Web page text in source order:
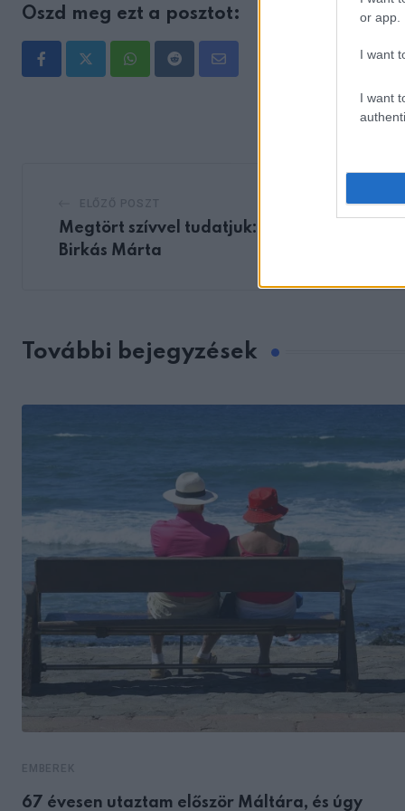
or app.
I want
I want
Oszd meg ezt a posztot:
WhatsappRedditShare
Megtört szívvel tudatjuk: Meghalt Dr.
Birkás Márta
További bejegyzések
67 évesen utaztam először Máltára, és úgy